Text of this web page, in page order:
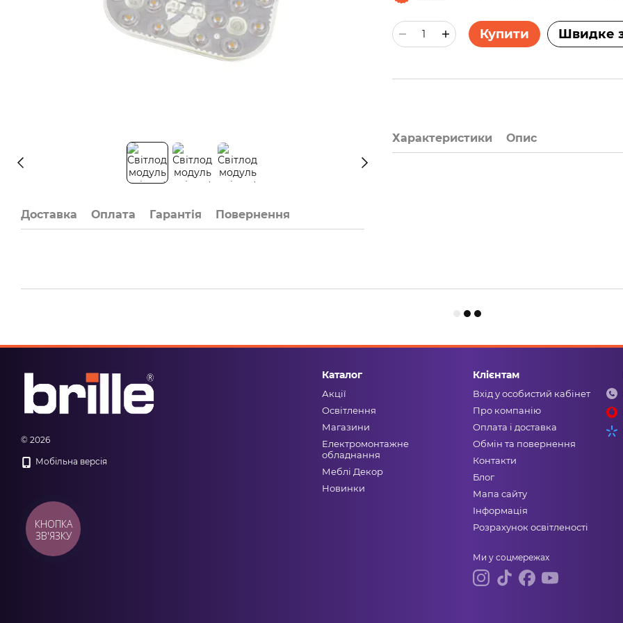
Доставка Оплата Гарантія Повернення
Купити Швидке
Характеристики Опис
© 2026
Мобільна версія
Каталог
Акції
Освітлення
Магазини
Електромонтажне
обладнання
Меблі Декор
Новинки
Клієнтам
Вхід у особистий кабінет
Про компанію
Оплата і доставка
Обмін та повернення
Контакти
Блог
Мапа сайту
Інформація
Розрахунок освітленості
Ми у соцмережах
КНОПКА
ЗВ'ЯЗКУ